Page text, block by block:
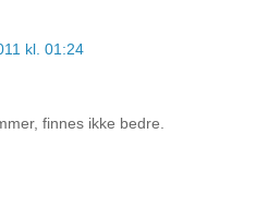
kl. 01:24
finnes ikke bedre.